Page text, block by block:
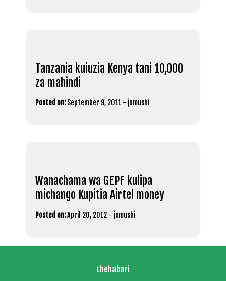
Tanzania kuiuzia Kenya tani 10,000
za mahindi
Posted on: September 9, 2011 - jomushi
Wanachama wa GEPF kulipa
michango Kupitia Airtel money
Posted on:April 20, 2012 - jomushi
thehabari